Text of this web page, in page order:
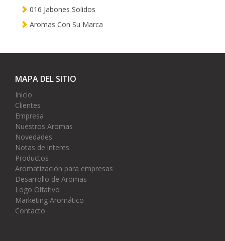
016 Jabones Solidos
Aromas Con Su Marca
MAPA DEL SITIO
Inicio
Clientes
Empresa
Nuestros Aromas
Novedades
Notas de interes
Productos
Aromatización para empresas
Desarrollo de Aromas
Logo Olfativo
Marketing Aromático
Contacto